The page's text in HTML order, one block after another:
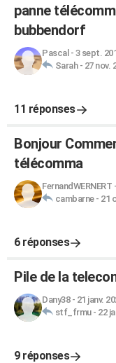
panne
bubbendorf
Pascal - 3 sept.
Sarah- 27 nov.
11 réponses
Bonjour
télécomma
FernandWERNERT -
cambarne- 21
6 réponses
Pile de la
Dany38- 21 janv.
stf_frmu- 22
9 réponses